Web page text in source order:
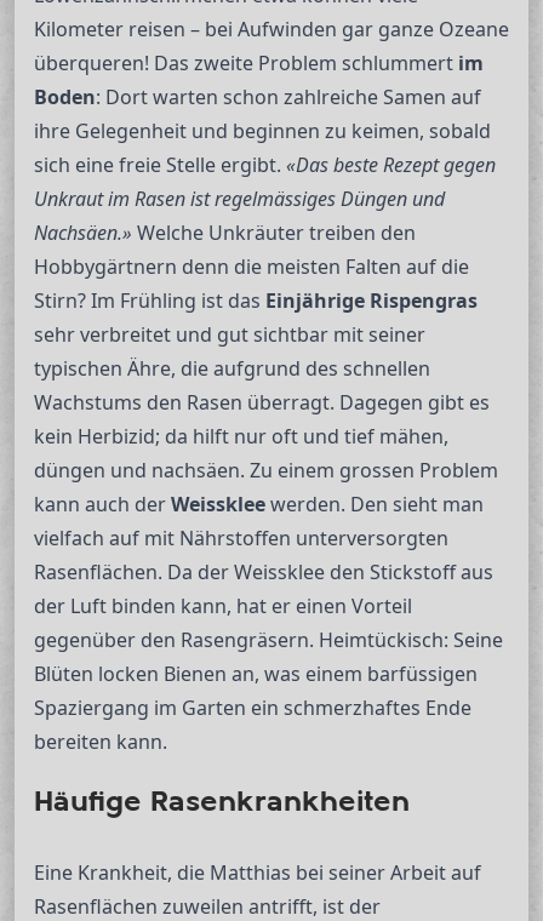
Kilometer reisen – bei Aufwinden gar ganze Ozeane
überqueren! Das zweite Problem schlummert im
Boden: Dort warten schon zahlreiche Samen auf
ihre Gelegenheit und beginnen zu keimen, sobald
sich eine freie Stelle ergibt. «Das beste Rezept gegen
Unkraut im Rasen ist regelmässiges Düngen und
Nachsäen.» Welche Unkräuter treiben den
Hobbygärtnern denn die meisten Falten auf die
Stirn? Im Frühling ist das Einjährige Rispengras
sehr verbreitet und gut sichtbar mit seiner
typischen Ähre, die aufgrund des schnellen
Wachstums den Rasen überragt. Dagegen gibt es
kein Herbizid; da hilft nur oft und tief mähen,
düngen und nachsäen. Zu einem grossen Problem
kann auch derWeisskleewerden. Den sieht man
vielfach auf mit Nährstoffen unterversorgten
Rasenflächen. Da der Weissklee den Stickstoff aus
der Luft binden kann, hat er einen Vorteil
gegenüber den Rasengräsern. Heimtückisch: Seine
Blüten locken Bienen an, was einem barfüssigen
Spaziergang im Garten ein schmerzhaftes Ende
bereiten kann.
Häufige Rasenkrankheiten
Eine Krankheit, die Matthias bei seiner Arbeit auf
Rasenflächen zuweilen antrifft, ist der